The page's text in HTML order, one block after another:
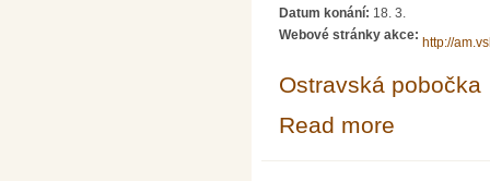
Datum konání: 18. 3.
Webové stránky akce:
http://
Ostravská pobočka
Read more